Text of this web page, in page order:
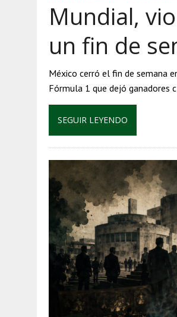
Mundial,
un fin de
México cerró el fin de semana
Fórmula 1 que dejó ganadores
SEGUIR LEYENDO